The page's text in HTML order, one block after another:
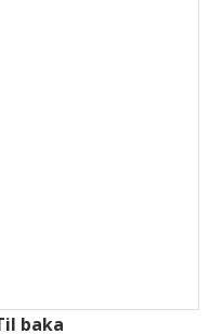
baka